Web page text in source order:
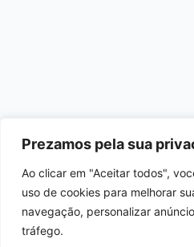
Prezamos pela sua
Ao clicar em "Aceitar todos",
uso de cookies para melhorar
navegação, personalizar
tráfego.